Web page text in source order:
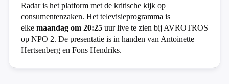
Radar is het platform met de kritische kijk op
consumentenzaken. Het televisieprogramma is
elke maandag om 20:25 uur live te zien bij AVROTROS
op NPO 2. De presentatie is in handen van Antoinette
Hertsenberg en Fons Hendriks.